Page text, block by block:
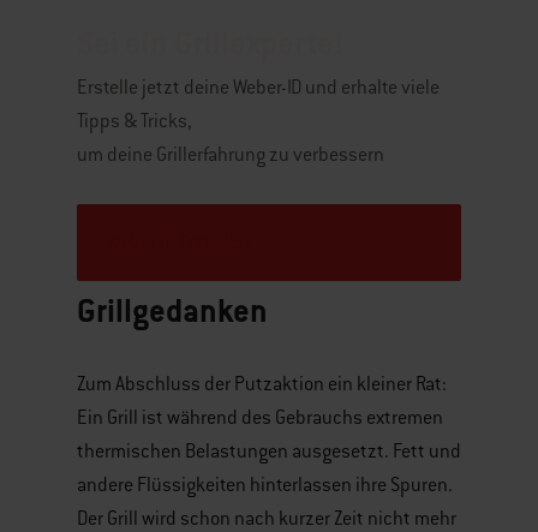
Erstelle jetzt deine Weber-ID und erhalte viele
Tipps & Tricks,
um deine Grillerfahrung zu verbessern
Grillgedanken
Zum Abschluss der Putzaktion ein kleiner Rat:
Ein Grill ist während des Gebrauchs extremen
thermischen Belastungen ausgesetzt. Fett und
andere Flüssigkeiten hinterlassen ihre Spuren.
Der Grill wird schon nach kurzer Zeit nicht mehr